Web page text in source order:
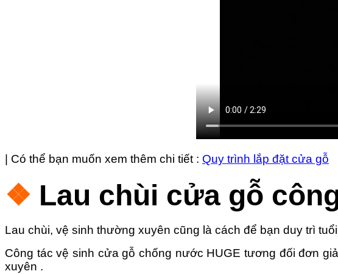
| Có thể bạn muốn xem thêm chi tiết : Quy trình lắp đặt cửa gỗ
❖ Lau chùi cửa gỗ
Lau chùi, vệ sinh thường xuyên cũng là cách để bạn duy trì
Công tác vệ sinh cửa gỗ chống nước HUGE tương đối đơn
xuyên .